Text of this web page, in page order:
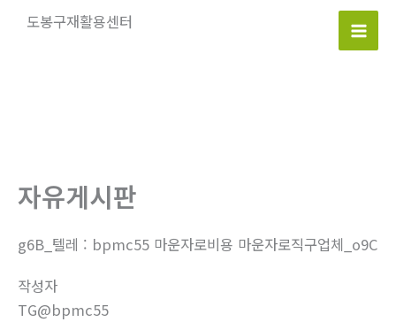
도봉구재활용센터
Main
자유게시판
g6B_텔레 : bpmc55 마운자로비용 마운자로직구업체_o9C
작성자
TG@bpmc55